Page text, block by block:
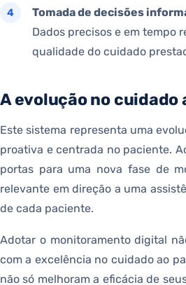
Tomada de decisões
Dados precisos e em tempo
qualidade do cuidado
A evolução no cuidado
Este sistema representa uma
proativa e centrada no paciente.
portas para uma nova fase de
relevante em direção a uma
de cada paciente.
Adotar o monitoramento digital
com a excelência no cuidado ao
não só melhoram a eficácia de